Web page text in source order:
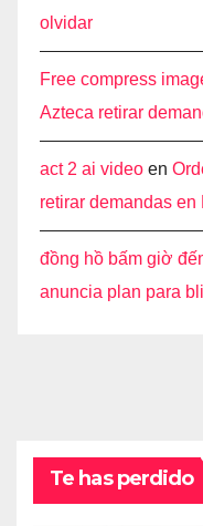
olvidar
Free compress
Azteca retirar
act 2 ai video en
retirar demandas en
đồng hồ bấm giờ
anuncia plan para
Te has perdido